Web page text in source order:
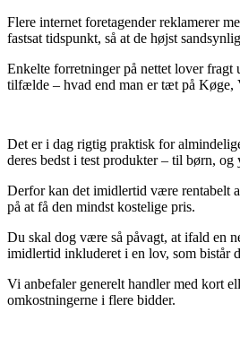
Flere internet foretagender reklamerer
fastsat tidspunkt, så at de højst
Enkelte forretninger på nettet lover fragt
tilfælde – hvad end man er tæt på Køge,
Det er i dag rigtig praktisk for
deres bedst i test produkter – til børn,
Derfor kan det imidlertid være rentabelt
på at få den mindst kostelige pris.
Du skal dog være så påvagt, at ifald en
imidlertid inkluderet i en lov, som bistår
Vi anbefaler generelt handler med kort
omkostningerne i flere bidder.